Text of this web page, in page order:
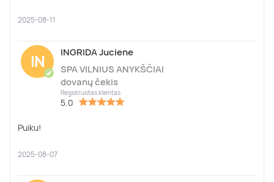
2025-08-11
IN
✔
INGRIDA Juciene
SPA VILNIUS ANYKŠČIAI
dovanų čekis
Registruotas klientas
5.0
Puiku!
2025-08-07